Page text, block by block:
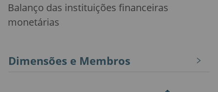
Balanço das instituições financeiras
monetárias
Dimensões e Membros